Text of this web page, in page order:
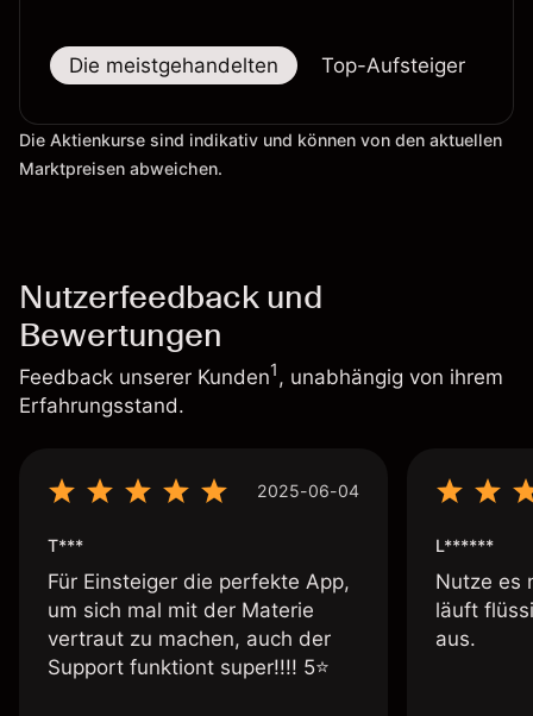
Die meistgehandelten Top-Aufsteiger
Die Aktienkurse sind indikativ und können von den aktuellen
Marktpreisen abweichen.
Nutzerfeedback und
Bewertungen
Feedback unserer Kunden1, unabhängig von ihrem
Erfahrungsstand.
2025-06-04
T***
Für Einsteiger die perfekte App,
um sich mal mit der Materie
vertraut zu machen, auch der
Support funktiont super!!!! 5⭐️
L******
Nutze es
läuft
aus.